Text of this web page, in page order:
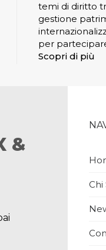
temi di diritto
gestione
per
Scopri di più
&
Chi